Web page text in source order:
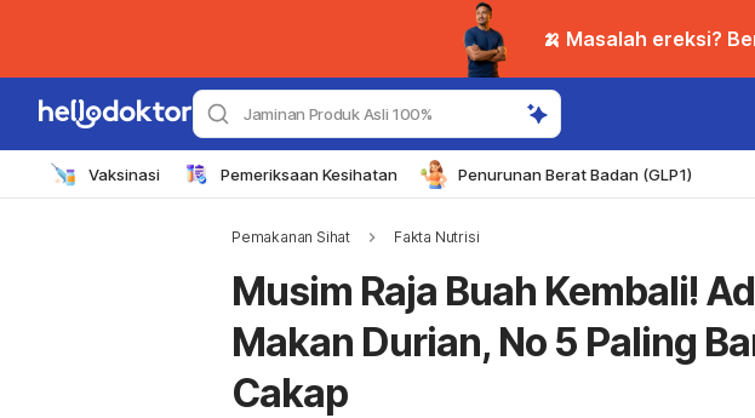
🍌 Masalah ereksi?
Jaminan Produk Asli 100%
Vaksinasi Pemeriksaan Kesihatan Penurunan Berat Badan (GLP1)
Pemakanan Sihat Fakta Nutrisi
Musim Raja Buah Kembali!
Makan Durian, No 5 Paling
Cakap